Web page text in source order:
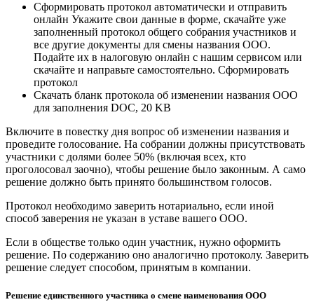
Сформировать протокол автоматически и отправить
онлайн Укажите свои данные в форме, скачайте уже
заполненный протокол общего собрания участников и
все другие документы для смены названия ООО.
Подайте их в налоговую онлайн с нашим сервисом или
скачайте и направьте самостоятельно. Сформировать
протокол
Скачать бланк протокола об изменении названия ООО
для заполнения DOC, 20 KB
Включите в повестку дня вопрос об изменении названия и
проведите голосование. На собрании должны присутствовать
участники с долями более 50% (включая всех, кто
проголосовал заочно), чтобы решение было законным. А само
решение должно быть принято большинством голосов.
Протокол необходимо заверить нотариально, если иной
способ заверения не указан в уставе вашего ООО.
Если в обществе только один участник, нужно оформить
решение. По содержанию оно аналогично протоколу. Заверить
решение следует способом, принятым в компании.
Решение единственного участника о смене наименования ООО